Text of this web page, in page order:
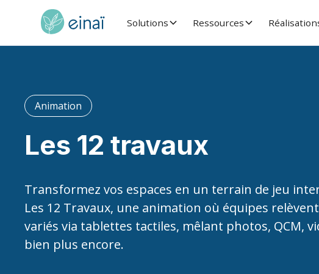
Solutions Ressources
Animation
Les 12 travaux
Transformez vos espaces en un terrain de jeu
Les 12 Travaux, une animation où équipes
variés via tablettes tactiles, mêlant photos, QCM,
bien plus encore.